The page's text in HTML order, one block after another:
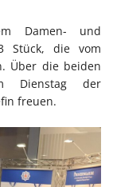
Damen- und
Stück, die vom
Über die beiden
Dienstag der
freuen.